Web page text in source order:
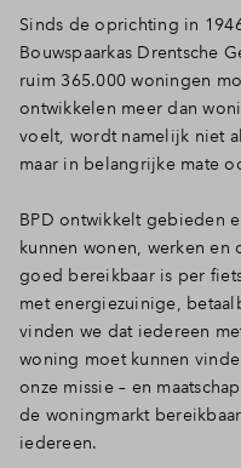
Sinds de oprichting in
Bouwspaarkas Drentsche
ruim 365.000 woningen
ontwikkelen meer dan
voelt, wordt namelijk niet
maar in belangrijke mate
BPD ontwikkelt gebieden
kunnen wonen, werken
goed bereikbaar is per
met energiezuinige,
vinden we dat iedereen
woning moet kunnen
onze missie – en
de woningmarkt
iedereen.